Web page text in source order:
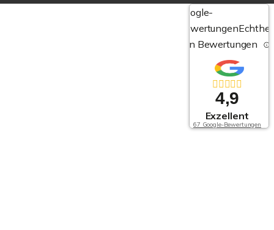
Google-
Bewertungen
von Bewertungen
4,9
Exzellent
67 Google-Bewertungen